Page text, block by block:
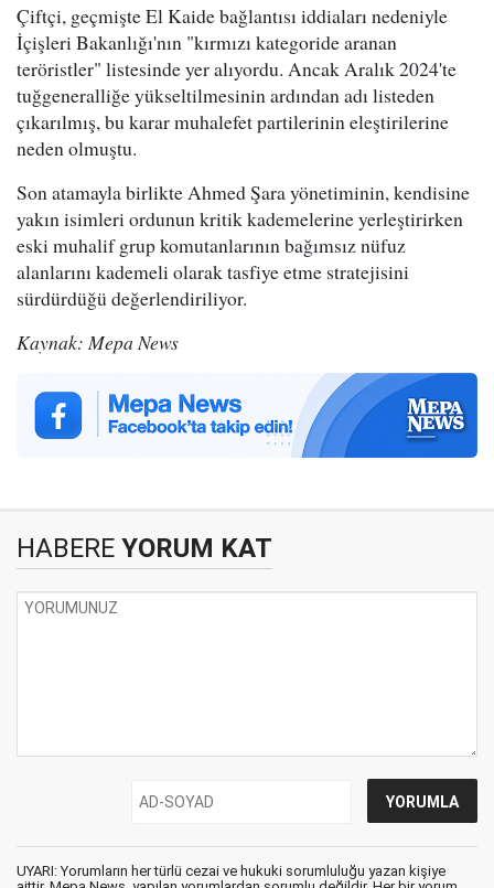
Çiftçi, geçmişte El Kaide bağlantısı iddiaları nedeniyle
İçişleri Bakanlığı'nın "kırmızı kategoride aranan
teröristler" listesinde yer alıyordu. Ancak Aralık 2024'te
tuğgeneralliğe yükseltilmesinin ardından adı listeden
çıkarılmış, bu karar muhalefet partilerinin eleştirilerine
neden olmuştu.
Son atamayla birlikte Ahmed Şara yönetiminin, kendisine
yakın isimleri ordunun kritik kademelerine yerleştirirken
eski muhalif grup komutanlarının bağımsız nüfuz
alanlarını kademeli olarak tasfiye etme stratejisini
sürdürdüğü değerlendiriliyor.
Kaynak: Mepa News
HABERE YORUM KAT
UYARI: Yorumların her türlü cezai ve hukuki sorumluluğu yazan kişiye